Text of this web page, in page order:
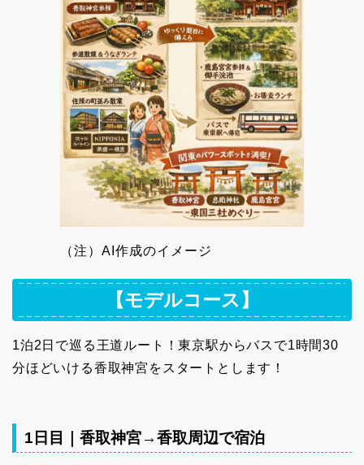
（注）AI作成のイメージ
【モデルコース】
1泊2日で巡る王道ルート！東京駅からバスで1時間30
分ほどいける香取神宮をスタートとします！
1日目｜香取神宮→香取周辺で宿泊